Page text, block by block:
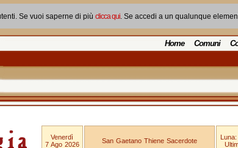
Se vuoi saperne di più clicca qui. Se accedi a un qualunque
Home Comuni
Venerdì
7 Ago 2026
San Gaetano Thiene Sacerdote